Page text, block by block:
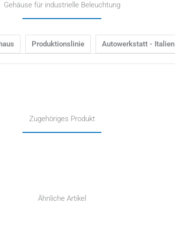
Gehäuse für industrielle Beleuchtung
Produktionslinie Autowerkstatt - Italien
Zugehöriges Produkt
Ähnliche Artikel